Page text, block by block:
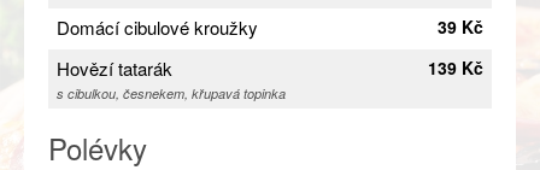
Domácí cibulové kroužky 39 Kč
Hovězí tatarák
s cibulkou, česnekem, křupavá topinka
139 Kč
Polévky